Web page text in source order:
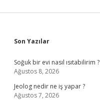
Sidebar
Son Yazılar
Soğuk bir evi nasıl ısıtabilirim ?
Ağustos 8, 2026
Jeolog nedir ne iş yapar ?
Ağustos 7, 2026